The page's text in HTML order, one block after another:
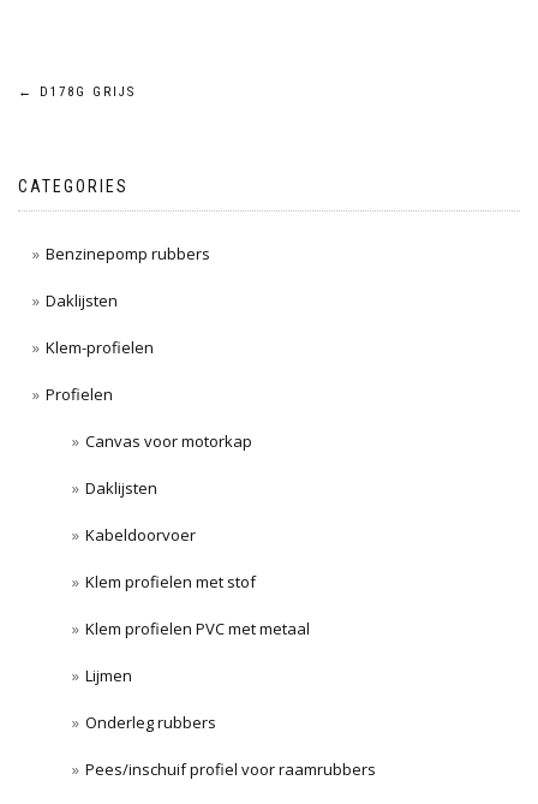
Post
← D178G GRIJS
CATEGORIES
Benzinepomp rubbers
Daklijsten
Klem-profielen
Profielen
Canvas voor motorkap
Daklijsten
Kabeldoorvoer
Klem profielen met stof
Klem profielen PVC met metaal
Lijmen
Onderleg rubbers
Pees/inschuif profiel voor raamrubbers